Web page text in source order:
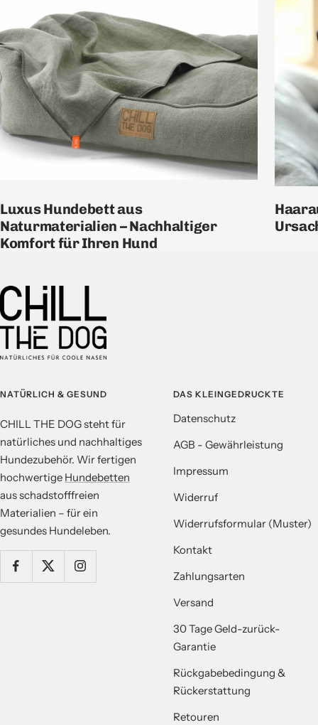
Luxus Hundebett aus
Naturmaterialien – Nachhaltiger
Komfort für Ihren Hund
NATÜRLICH & GESUND
CHILL THE DOG steht für
natürliches und nachhaltiges
Hundezubehör. Wir fertigen
hochwertige Hundebetten
aus schadstofffreien
Materialien – für ein
gesundes Hundeleben.
DAS KLEINGEDRUCKTE
Datenschutz
AGB - Gewährleistung
Impressum
Widerruf
Widerrufsformular (Muster)
Kontakt
Zahlungsarten
Versand
30 Tage Geld-zurück-
Garantie
Rückgabebedingung &
Rückerstattung
Retouren